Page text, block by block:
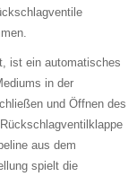
ist ein automatisches
in der
und Öffnen des
aus dem
spielt die